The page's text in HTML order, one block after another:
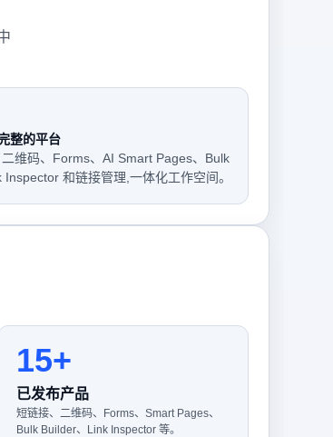
整的平台
维码、Forms、AI Smart Pages、Bulk
Inspector 和链接管理,一体化工作空间。
15+
已发布产品
短链接、二维码、Forms、Smart Pages、
Bulk Builder、Link Inspector 等。